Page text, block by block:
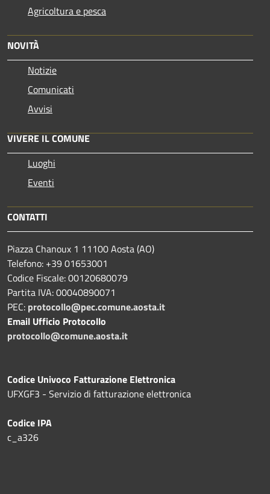
Agricoltura e pesca
NOVITÀ
Notizie
Comunicati
Avvisi
VIVERE IL COMUNE
Luoghi
Eventi
CONTATTI
Piazza Chanoux 1 11100 Aosta (AO)
Telefono: +39 01653001
Codice Fiscale: 00120680079
Partita IVA: 00040890071
PEC: protocollo@pec.comune.aosta.it
Email Ufficio Protocollo
protocollo@comune.aosta.it
Codice Univoco Fatturazione Elettronica
UFXGF3 - Servizio di fatturazione elettronica
Codice IPA
c_a326